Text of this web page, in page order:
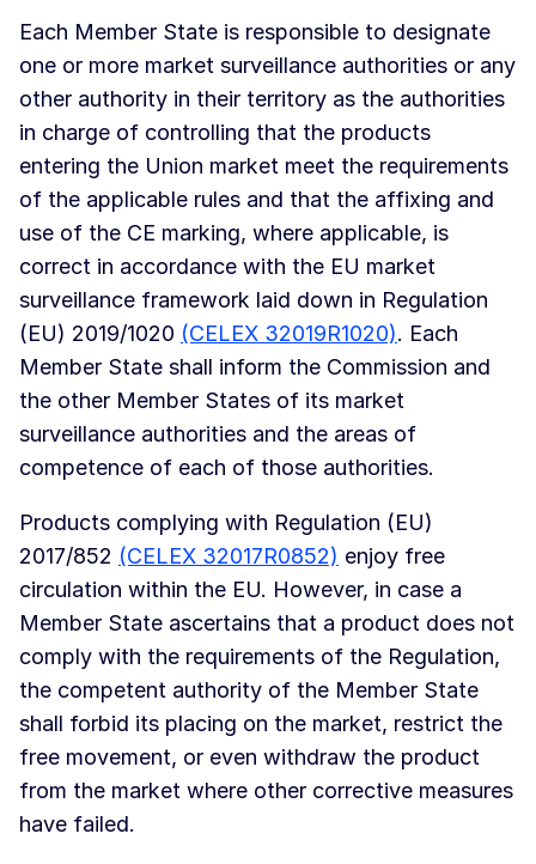
Each Member State is responsible to designate
one or more market surveillance authorities or any
other authority in their territory as the authorities
in charge of controlling that the products
entering the Union market meet the requirements
of the applicable rules and that the affixing and
use of the CE marking, where applicable, is
correct in accordance with the EU market
surveillance framework laid down in Regulation
(EU) 2019/1020 (CELEX 32019R1020). Each
Member State shall inform the Commission and
the other Member States of its market
surveillance authorities and the areas of
competence of each of those authorities.
Products complying with Regulation (EU)
2017/852 (CELEX 32017R0852) enjoy free
circulation within the EU. However, in case a
Member State ascertains that a product does not
comply with the requirements of the Regulation,
the competent authority of the Member State
shall forbid its placing on the market, restrict the
free movement, or even withdraw the product
from the market where other corrective measures
have failed.